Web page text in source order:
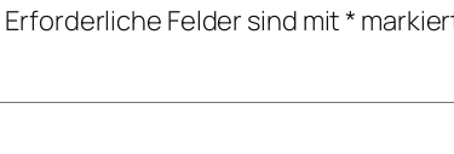
Erforderliche Felder sind mit*